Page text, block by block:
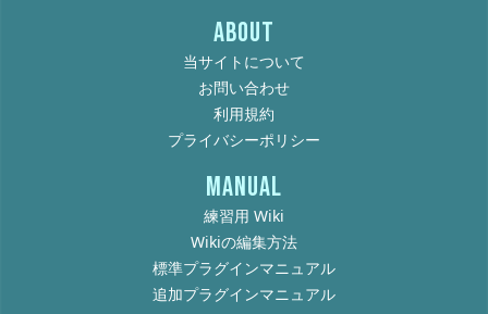
ABOUT
当サイトについて
お問い合わせ
利用規約
プライバシーポリシー
MANUAL
練習用 Wiki
Wikiの編集方法
標準プラグインマニュアル
追加プラグインマニュアル